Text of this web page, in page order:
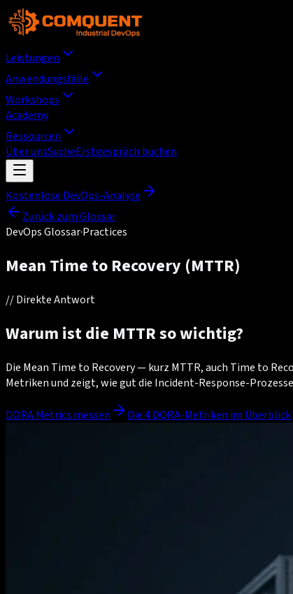
Leistungen
Anwendungsfälle
Workshops
Academy
Ressourcen
Über unsSucheErstgespräch buchen
Kostenlose DevOps-Analyse
Zurück zum Glossar
DevOps Glossar·Practices
Mean Time to Recovery (MTTR)
//Direkte Antwort
Warum ist die MTTR so wichtig?
Die Mean Time to Recovery — kurz MTTR, auch Time to
Metriken und zeigt, wie gut die Incident-Response-
DORA Metrics messen Die 4 DORA-Metriken im Überblick